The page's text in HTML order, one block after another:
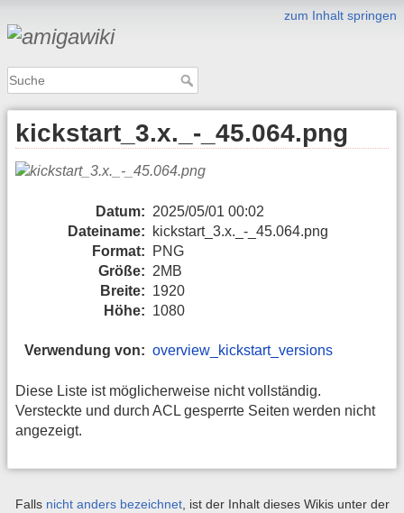
zum Inhalt springen
kickstart_3.x._-_45.064.png
Datum: 2025/05/01 00:02
Dateiname:
kickstart_3.x._-_45.064.png
Format:
PNG
Größe: 2MB
Breite: 1920
Höhe: 1080
Verwendung von: overview_kickstart_versions
Diese Liste ist möglicherweise nicht vollständig.
Versteckte und durch ACL gesperrte Seiten werden nicht
angezeigt.
Falls nicht anders bezeichnet, ist der Inhalt dieses Wikis unter der